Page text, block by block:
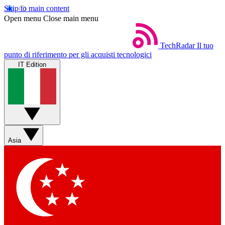
Skip to main content
Open menu Close main menu
TechRadar Il tuo
punto di riferimento per gli acquisti tecnologici
IT Edition
Asia